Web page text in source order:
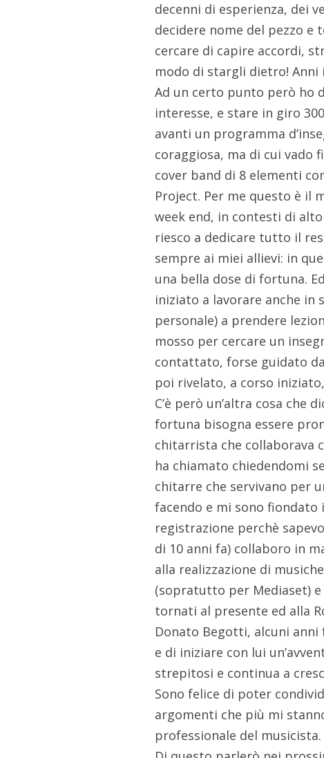
decenni di esperienza, dei
decidere nome del pezzo
cercare di capire accordi,
modo di stargli dietro!
Ad un certo punto però ho
interesse, e stare in giro
avanti un programma
coraggiosa, ma di cui vado
cover band di 8 elementi
Project. Per me questo è il
week end, in contesti di
riesco a dedicare tutto il
sempre ai miei allievi: in
una bella dose di fortuna.
iniziato a lavorare anche in
personale) a prendere
mosso per cercare un
contattato, forse guidato
poi rivelato, a corso
C’è però un’altra cosa che
fortuna bisogna essere
chitarrista che collaborava
ha chiamato chiedendomi
chitarre che servivano per
facendo e mi sono
registrazione perchè
di 10 anni fa) collaboro in
alla realizzazione di
(sopratutto per Mediaset)
tornati al presente ed alla
Donato Begotti, alcuni
e di iniziare con lui
strepitosi e continua a
Sono felice di poter
argomenti che più mi
professionale del musicista.